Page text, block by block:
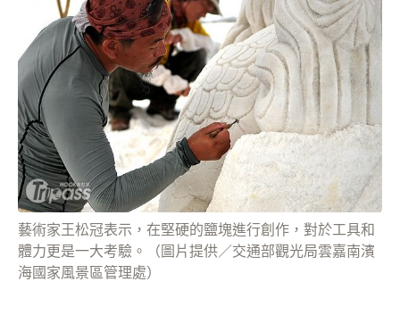
藝術家王松冠表示，在堅硬的鹽塊進行創作，對於工具和
體力更是一大考驗。（圖片提供／交通部觀光局雲嘉南濱
海國家風景區管理處）